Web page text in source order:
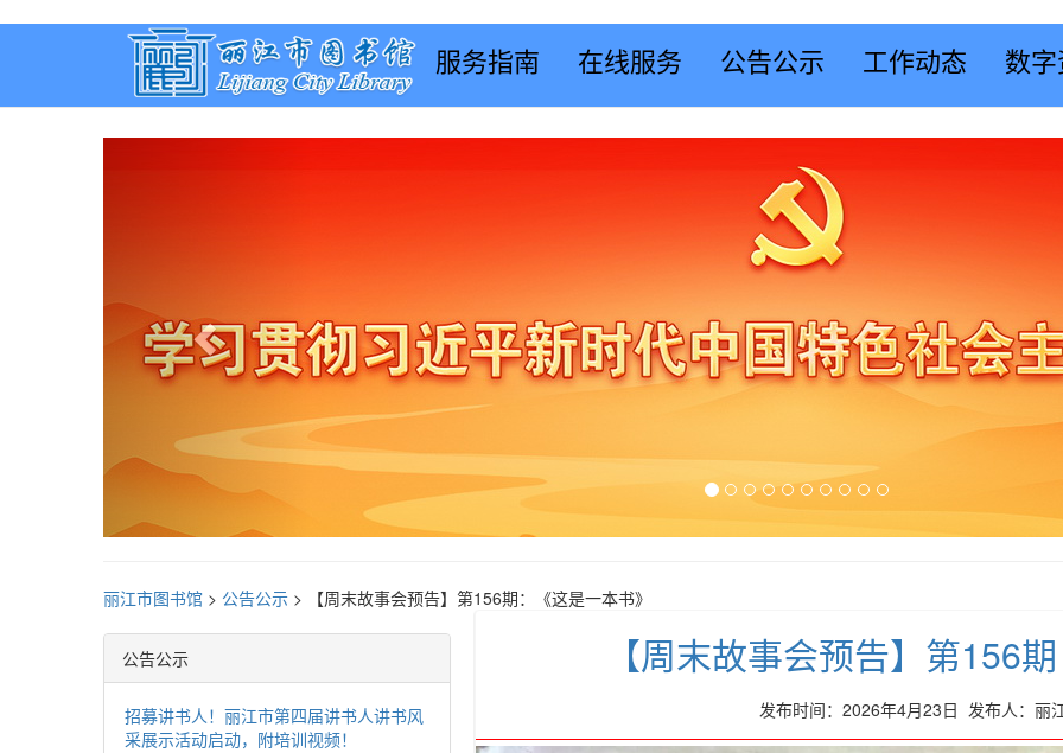
服务指南 在线服务 公告公示 工作动态 数
丽江市图书馆 > 公告公示 > 【周末故事会预告】第156期：《这是一本书》
公告公示
招募讲书人！丽江市第四届讲书人讲书风
采展示活动启动，附培训视频！
【周末故事会预告】第156
发布时间：2026年4月23日 发布人：丽